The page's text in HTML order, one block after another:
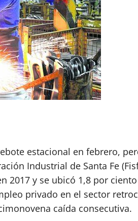
estacional en febrero,
Industrial de Santa Fe
2017 y se ubicó 1,8 por
privado en el sector
caída consecutiva.